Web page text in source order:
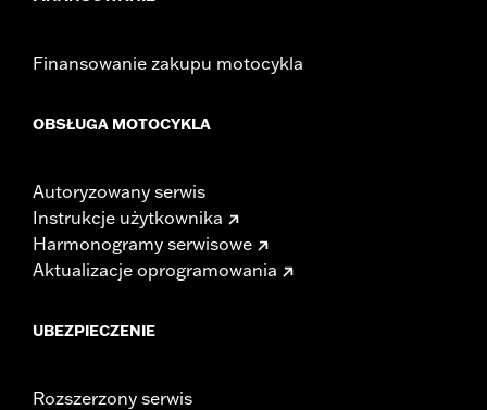
Finansowanie zakupu motocykla
OBSŁUGA MOTOCYKLA
Autoryzowany serwis
Instrukcje użytkownika
Harmonogramy serwisowe
Aktualizacje oprogramowania
UBEZPIECZENIE
Rozszerzony serwis